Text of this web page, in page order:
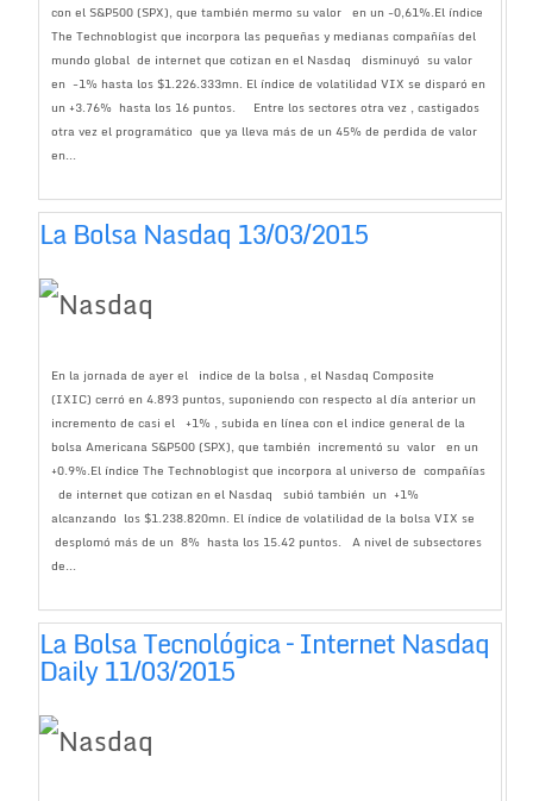
con el S&P500 (SPX), que también mermo su valor en un -0,61%.El índice
The Technoblogist que incorpora las pequeñas y medianas compañías del
mundo global de internet que cotizan en el Nasdaq disminuyó su valor
en -1% hasta los $1.226.333mn. El índice de volatilidad VIX se disparó en
un +3.76% hasta los 16 puntos. Entre los sectores otra vez , castigados
otra vez el programático que ya lleva más de un 45% de perdida de valor
en...
La Bolsa Nasdaq 13/03/2015
En la jornada de ayer el indice de la bolsa , el Nasdaq Composite
(IXIC) cerró en 4.893 puntos, suponiendo con respecto al día anterior un
incremento de casi el +1% , subida en línea con el indice general de la
bolsa Americana S&P500 (SPX), que también incrementó su valor en un
+0.9%.El índice The Technoblogist que incorpora al universo de compañías
de internet que cotizan en el Nasdaq subió también un +1%
alcanzando los $1.238.820mn. El índice de volatilidad de la bolsa VIX se
desplomó más de un 8% hasta los 15.42 puntos. A nivel de subsectores
de...
La Bolsa Tecnológica – Internet Nasdaq
Daily 11/03/2015